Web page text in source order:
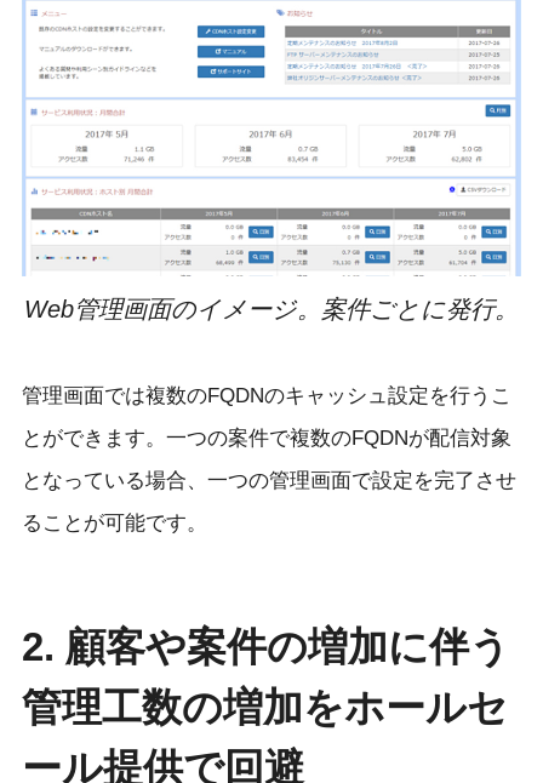
Web管理画面のイメージ。案件ごとに発行。
管理画面では複数のFQDNのキャッシュ設定を行うこ
とができます。一つの案件で複数のFQDNが配信対象
となっている場合、一つの管理画面で設定を完了させ
ることが可能です。
2. 顧客や案件の増加に伴う
管理工数の増加をホールセ
ール提供で回避